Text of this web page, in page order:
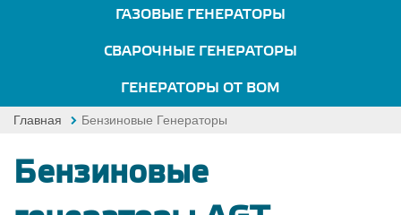
ГАЗОВЫЕ ГЕНЕРАТОРЫ
СВАРОЧНЫЕ ГЕНЕРАТОРЫ
ГЕНЕРАТОРЫ ОТ ВОМ
Главная Бензиновые Генераторы
Бензиновые